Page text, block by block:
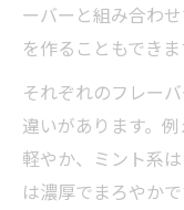
ーバーと組み合わ
を作ることもできま
それぞれのフレー
違いがあります。
軽やか、ミント系
は濃厚でまろやか